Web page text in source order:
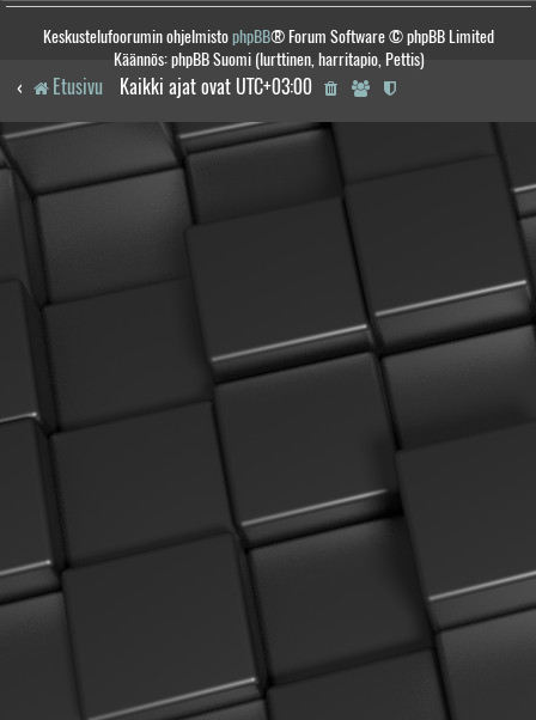
Keskustelufoorumin ohjelmistophpBB® Forum Software © phpBB Limited
Käännös: phpBB Suomi (lurttinen, harritapio, Pettis)
Etusivu Kaikki ajat ovat UTC+03:00